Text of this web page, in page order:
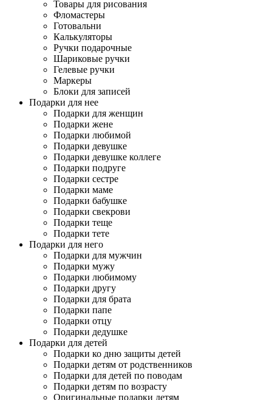
Товары для рисования
Фломастеры
Готовальни
Калькуляторы
Ручки подарочные
Шариковые ручки
Гелевые ручки
Маркеры
Блоки для записей
Подарки для нее
Подарки для женщин
Подарки жене
Подарки любимой
Подарки девушке
Подарки девушке коллеге
Подарки подруге
Подарки сестре
Подарки маме
Подарки бабушке
Подарки свекрови
Подарки теще
Подарки тете
Подарки для него
Подарки для мужчин
Подарки мужу
Подарки любимому
Подарки другу
Подарки для брата
Подарки папе
Подарки отцу
Подарки дедушке
Подарки для детей
Подарки ко дню защиты детей
Подарки детям от родственников
Подарки для детей по поводам
Подарки детям по возрасту
Оригинальные подарки детям